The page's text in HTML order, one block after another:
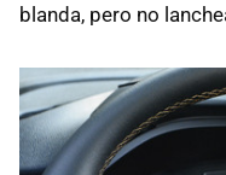
blanda, pero no